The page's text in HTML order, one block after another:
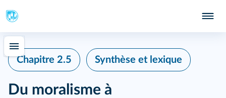
Chapitre 2.5 Synthèse et lexique
Du moralisme à